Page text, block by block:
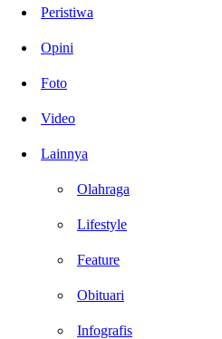
Peristiwa
Opini
Foto
Video
Lainnya
Olahraga
Lifestyle
Feature
Obituari
Infografis